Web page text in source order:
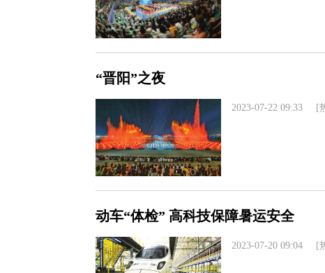
“晋阳”之夜
2023-07-22 09:33 [
动车“体检” 高科技保障暑运安全
2023-07-20 09:04 [